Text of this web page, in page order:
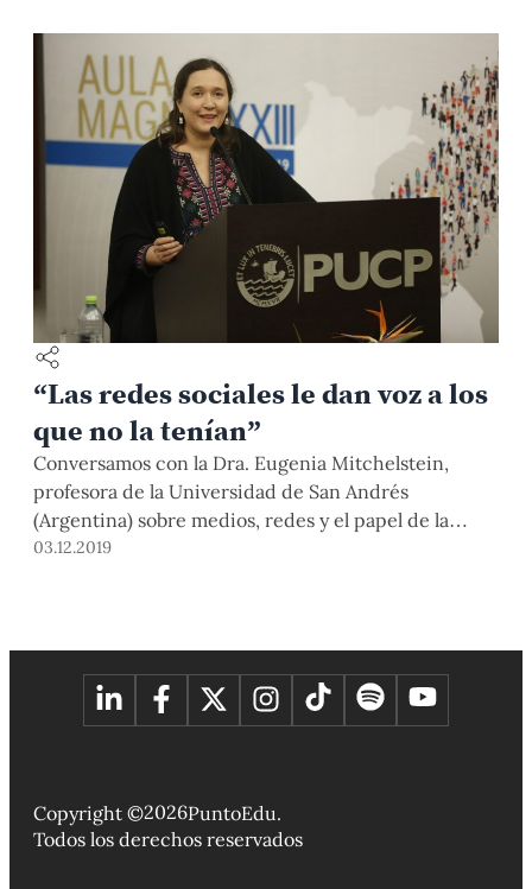
“Las redes sociales le dan voz a los
que no la tenían”
Conversamos con la Dra. Eugenia Mitchelstein,
profesora de la Universidad de San Andrés
(Argentina) sobre medios, redes y el papel de la
universidad para distinguir el valor y la condición de
03.12.2019
Copyright ©2026PuntoEdu.
Todos los derechos reservados